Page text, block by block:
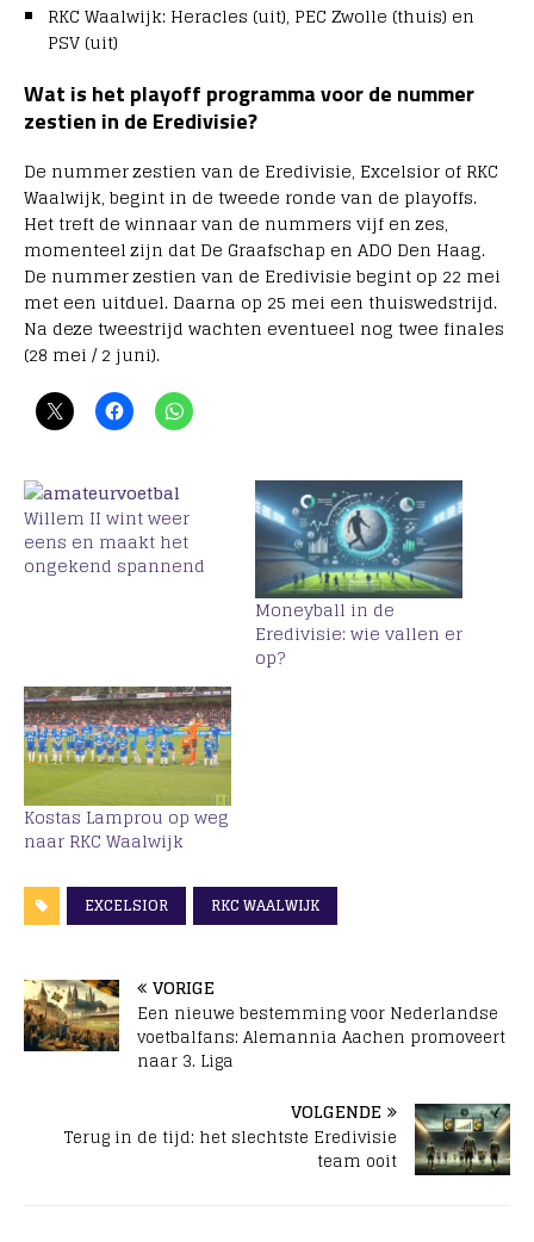
RKC Waalwijk: Heracles (uit), PEC Zwolle (thuis) en
PSV (uit)
Wat is het playoff programma voor de nummer
zestien in de Eredivisie?
De nummer zestien van de Eredivisie, Excelsior of RKC
Waalwijk, begint in de tweede ronde van de playoffs.
Het treft de winnaar van de nummers vijf en zes,
momenteel zijn dat De Graafschap en ADO Den Haag.
De nummer zestien van de Eredivisie begint op 22 mei
met een uitduel. Daarna op 25 mei een thuiswedstrijd.
Na deze tweestrijd wachten eventueel nog twee finales
(28 mei / 2 juni).
Willem II wint weer
eens en maakt het
ongekend spannend
Moneyball in de
Eredivisie: wie vallen er
op?
Kostas Lamprou op weg
naar RKC Waalwijk
EXCELSIOR RKC WAALWIJK
VORIGE
Een nieuwe bestemming voor Nederlandse
voetbalfans: Alemannia Aachen promoveert
naar 3. Liga
VOLGENDE
Terug in de tijd: het slechtste Eredivisie
team ooit